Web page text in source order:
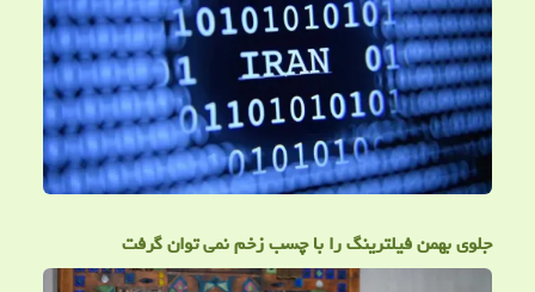
جلوی بهمن فیلترینگ را با چسب زخم نمی توان گرفت